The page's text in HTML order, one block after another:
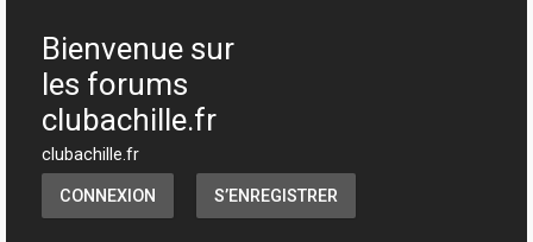
Bienvenue sur
les forums
clubachille.fr
clubachille.fr
CONNEXION S’ENREGISTRER